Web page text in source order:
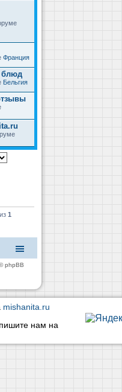
Франция
блюд
Бельгия
из1
phpBB
mishanita.ru
нам на